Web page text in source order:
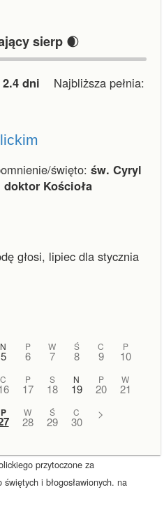
sierp 🌒
2.4 dni Najbliższa pełnia:
święto: św. Cyryl
Kościoła
głosi, lipiec dla stycznia
N
5
P
6
W
7
Ś
8
C
9
P
10
C P
17
S
18
N
19
P
20
W
21
P W
28
Ś
29
C
30
>
przytoczone za
i błogosławionych. na